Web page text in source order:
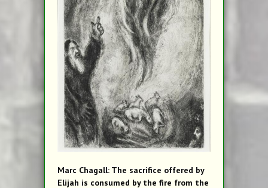
Marc Chagall: The sacrifice offered by
Elijah is consumed by the fire from the